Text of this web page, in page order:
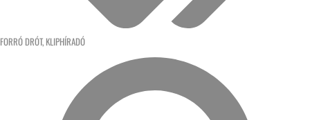
FORRÓ DRÓT, KLIPHÍRADÓ